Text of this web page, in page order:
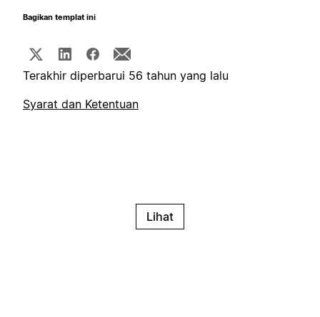
Bagikan templat ini
Terakhir diperbarui 56 tahun yang lalu
Syarat dan Ketentuan
Lihat